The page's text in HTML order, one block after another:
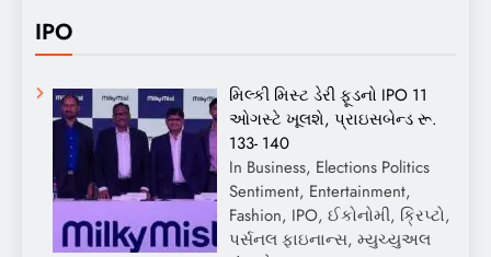
IPO
મિલ્કી મિસ્ટ ડેરી ફૂડનો IPO 11
ઓગસ્ટે ખૂલશે, પ્રાઇસબેન્ડ રૂ.
133- 140
In Business, Elections Politics
Sentiment, Entertainment,
Fashion, IPO, ઈકોનોમી, ક્રિપ્ટો,
પર્સનલ ફાઇનાન્સ, મ્યુચ્યુઅલ